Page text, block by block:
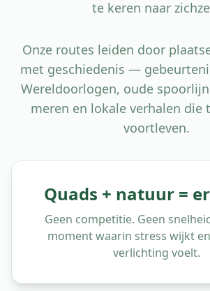
te keren naar
Onze routes leiden door
met geschiedenis —
Wereldoorlogen, oude
meren en lokale verhalen die
voortleven.
Quads + natuur =
Geen competitie. Geen
moment waarin stress wijkt
verlichting voelt.